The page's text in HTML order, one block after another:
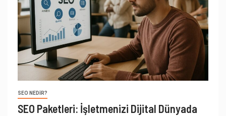
SEO NEDIR?
SEO Paketleri: İşletmenizi Dijital Dünyada